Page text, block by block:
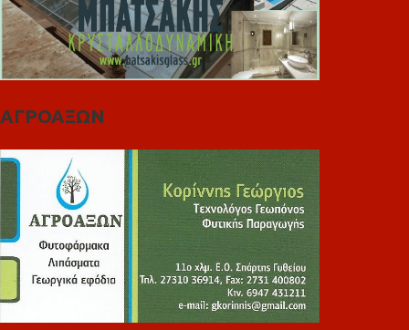
ΑΓΡΟΑΞΩΝ